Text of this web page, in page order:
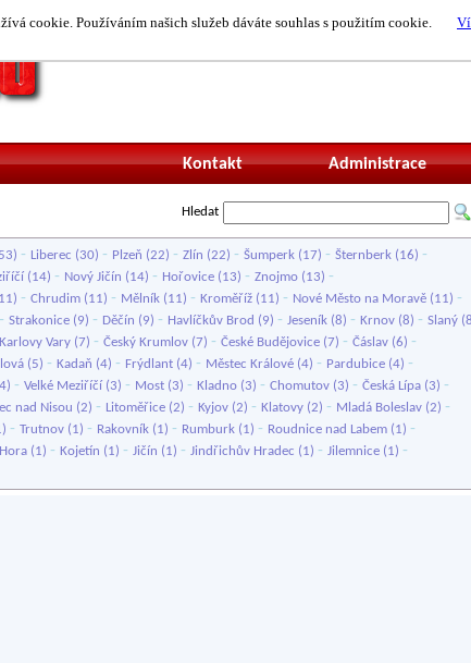
cookie. Používáním našich služeb dáváte souhlas s použitím cookie.
Administrace
Kontakt
Hledat
- Liberec (30) - Plzeň (22) - Zlín (22) - Šumperk (17) - Šternberk (16) -
(14) - Nový Jičín (14) - Hořovice (13) - Znojmo (13) -
- Chrudim (11) - Mělník (11) - Kroměříž (11) - Nové Město na Moravě (11) -
- Strakonice (9) - Děčín (9) - Havlíčkův Brod (9) - Jeseník (8) - Krnov (8) - Slaný
Karlovy Vary (7) - Český Krumlov (7) - České Budějovice (7) - Čáslav (6) -
(5) - Kadaň (4) - Frýdlant (4) - Městec Králové (4) - Pardubice (4) -
- Velké Meziříčí (3) - Most (3) - Kladno (3) - Chomutov (3) - Česká Lípa (3) -
nad Nisou (2) - Litoměřice (2) - Kyjov (2) - Klatovy (2) - Mladá Boleslav (2) -
- Trutnov (1) - Rakovník (1) - Rumburk (1) - Roudnice nad Labem (1) -
(1) - Kojetín (1) - Jičín (1) - Jindřichův Hradec (1) - Jilemnice (1) -